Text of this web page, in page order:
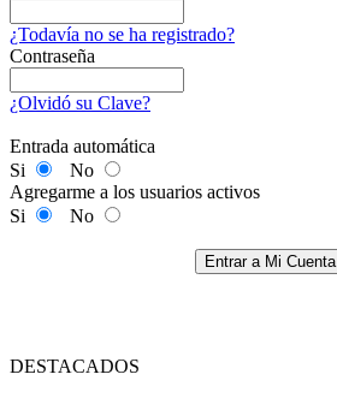
¿Todavía no se ha registrado?
Contraseña
¿Olvidó su Clave?
Entrada automática
Si
No
Agregarme a los usuarios activos
Si
No
Entrar a Mi Cuenta
DESTACADOS